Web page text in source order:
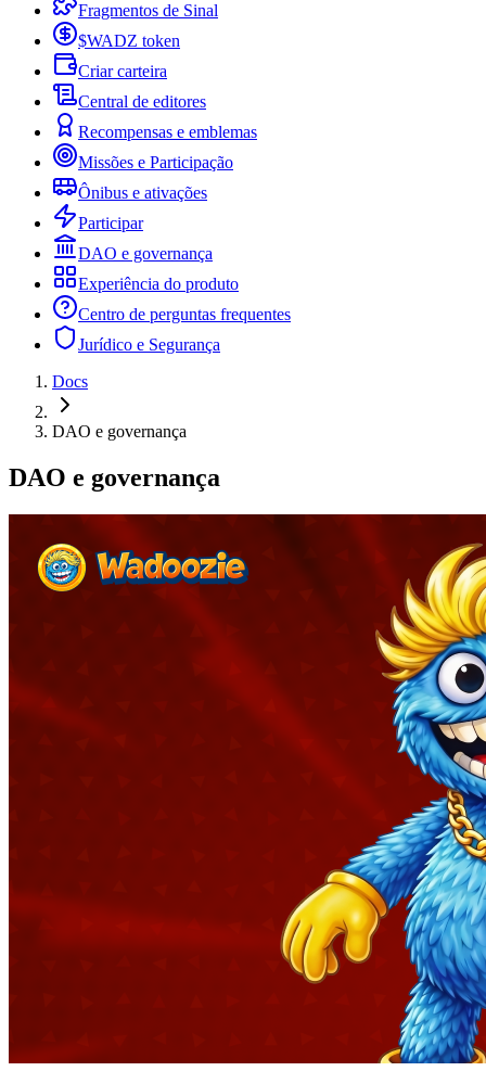
Fragmentos de Sinal
$WADZ token
Criar carteira
Central de editores
Recompensas e emblemas
Missões e Participação
Ônibus e ativações
Participar
DAO e governança
Experiência do produto
Centro de perguntas frequentes
Jurídico e Segurança
Docs
DAO e governança
DAO e governança